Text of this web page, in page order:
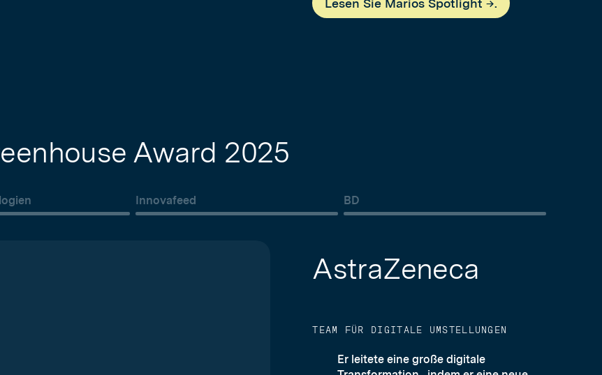
Lesen Sie Marios Spotlight →.
Award 2025
Innovafeed BD
AstraZeneca
TEAM FÜR DIGITALE UMSTELLUNGEN
Er leitete eine große digitale